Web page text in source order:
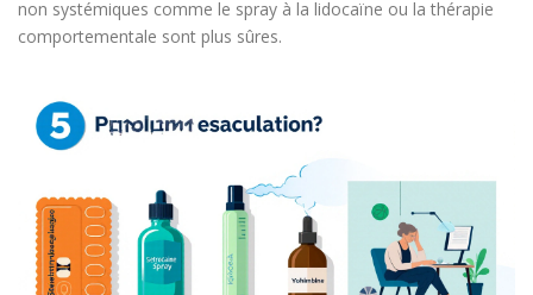
non systémiques comme le spray à la lidocaïne ou la thérapie
comportementale sont plus sûres.